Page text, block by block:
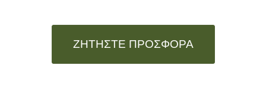
ΖΗΤΉΣΤΕ ΠΡΟΣΦΟΡΆ